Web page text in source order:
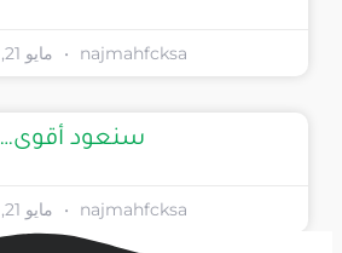
najmahfcksa مايو 21, 2026
سنعود أقوى…
najmahfcksa مايو 21, 2026